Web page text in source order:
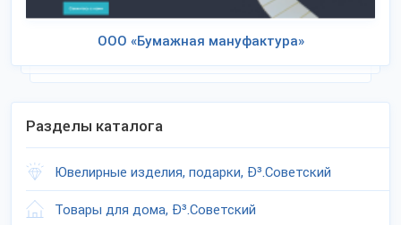
ООО «Бумажная мануфактура»
Разделы каталога
Ювелирные изделия, подарки, Ð³.Советский
Товары для дома, Ð³.Советский